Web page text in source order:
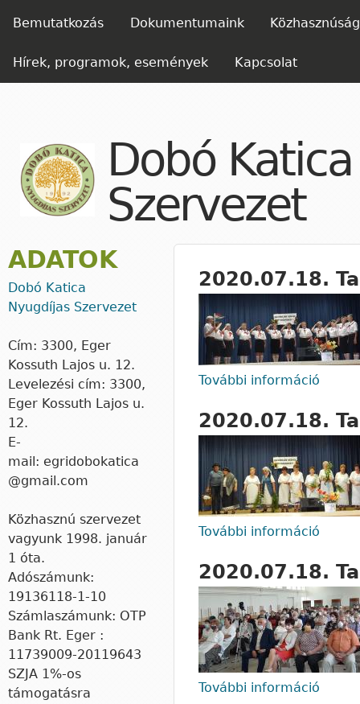
FŐMENÜ
Bemutatkozás Dokumentumaink
Hírek, programok, események Kapcsolat
Dobó
Szervezet
2020.07.18.
További információ
2020.07.18.
További információ
2020.07.18.
További információ
ADATOK
Dobó Katica
Nyugdíjas Szervezet
Cím: 3300, Eger
Kossuth Lajos u. 12.
Levelezési cím: 3300,
Eger Kossuth Lajos u.
12.
E-
mail: egridobokatica
@gmail.com
Közhasznú szervezet
vagyunk 1998. január
1 óta.
Adószámunk:
19136118-1-10
Számlaszámunk: OTP
Bank Rt. Eger :
11739009-20119643
​SZJA 1%-os
támogatásra